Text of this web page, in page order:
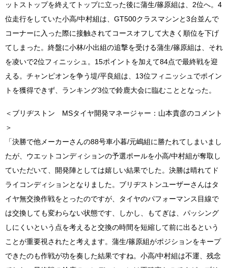
ットストップを終えてトップに立った後に蒲生/篠原組は、2位へ。4
位走行をしていた小高/中村組は、GT500クラスマシンと3台並んで
コーナーに入った際に接触されてコースオフして大きく順位を下げ
てしまった。終盤に小林/小出組の追撃を受ける蒲生/篠原組は、それ
を凌いで2位フィニッシュ。15ポイントを加えて84点で最終戦を迎
える。チャンピオンを争う堤/平良組は、13位フィニッシュでポイン
トを獲得できず、ランキング3位で鈴鹿大会に臨むこととなった。
＜ブリヂストン MSタイヤ開発マネージャー：山本貴彦のコメント
＞
「決勝で他メーカーさんの88号車小暮/元嶋組に勝たれてしまいまし
たが、ウエットコンディションの予選ポールを小高/中村組が奪取し
ていただいて、開発陣としては嬉しい結果でした。決勝は晴れてド
ライコンディションとなりました。ブリヂストンユーザーさんはタ
イヤ無交換作戦をとったのですが、タイヤのパフォーマンス目線で
は交換しても変わらない状態です、しかし、もてぎは、パッシング
しにくいという点を考えると交換の時間を短縮して前に出るという
ことが重要視されたと考えます。蒲生/篠原組がポジションをキープ
できたのも作戦が功を奏した結果ですね。小高/中村組は不運、残念